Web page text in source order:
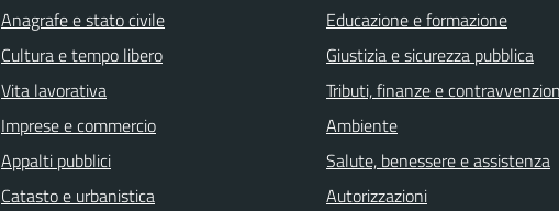
Anagrafe e stato civile
Cultura e tempo libero
Vita lavorativa
Imprese e commercio
Appalti pubblici
Catasto e urbanistica
Educazione e formazione
Giustizia e sicurezza pubblica
Tributi, finanze e
Ambiente
Salute, benessere e assistenza
Autorizzazioni